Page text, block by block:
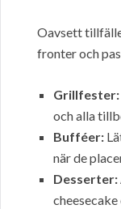
Oavsett
fronter och
Grillfester:
och alla
Bufféer:
när de
Desserter: